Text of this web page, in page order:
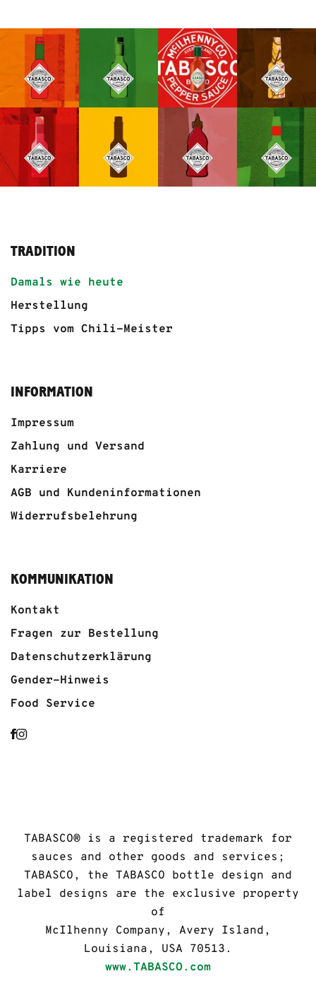
TRADITION
Damals wie heute
Herstellung
Tipps vom Chili-Meister
INFORMATION
Impressum
Zahlung und Versand
Karriere
AGB und Kundeninformationen
Widerrufsbelehrung
KOMMUNIKATION
Kontakt
Fragen zur Bestellung
Datenschutzerklärung
Gender-Hinweis
Food Service
TABASCO® is a registered trademark for
sauces and other goods and services;
TABASCO, the TABASCO bottle design and
label designs are the exclusive property
of
McIlhenny Company, Avery Island,
Louisiana, USA 70513.
www.TABASCO.com